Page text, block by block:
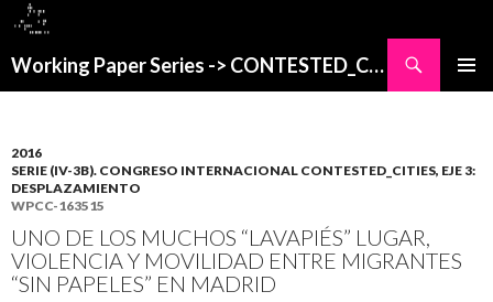
Working Paper Series -> CONTESTED_CITIES
2016
SERIE (IV-3B). CONGRESO INTERNACIONAL CONTESTED_CITIES, EJE 3:
DESPLAZAMIENTO
WPCC-163515
UNO DE LOS MUCHOS “LAVAPIÉS” LUGAR,
VIOLENCIA Y MOVILIDAD ENTRE MIGRANTES
“SIN PAPELES” EN MADRID